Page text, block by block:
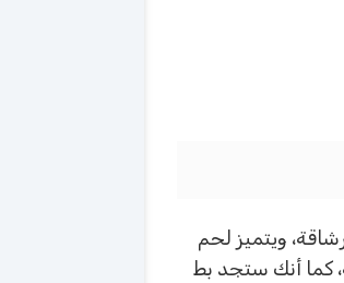
ويتميز لحم
كما أنك ستجد بط